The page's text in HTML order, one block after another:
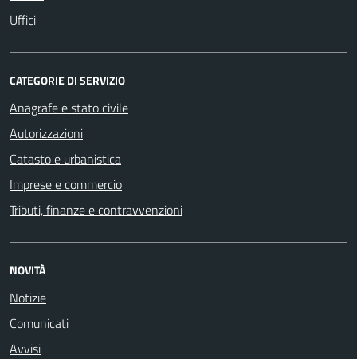
Uffici
CATEGORIE DI SERVIZIO
Anagrafe e stato civile
Autorizzazioni
Catasto e urbanistica
Imprese e commercio
Tributi, finanze e contravvenzioni
NOVITÀ
Notizie
Comunicati
Avvisi